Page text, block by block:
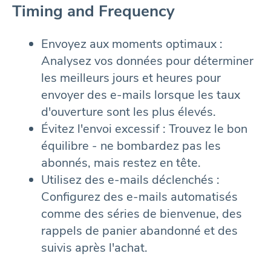
Timing and Frequency
Envoyez aux moments optimaux :
Analysez vos données pour déterminer
les meilleurs jours et heures pour
envoyer des e-mails lorsque les taux
d'ouverture sont les plus élevés.
Évitez l'envoi excessif : Trouvez le bon
équilibre - ne bombardez pas les
abonnés, mais restez en tête.
Utilisez des e-mails déclenchés :
Configurez des e-mails automatisés
comme des séries de bienvenue, des
rappels de panier abandonné et des
suivis après l'achat.